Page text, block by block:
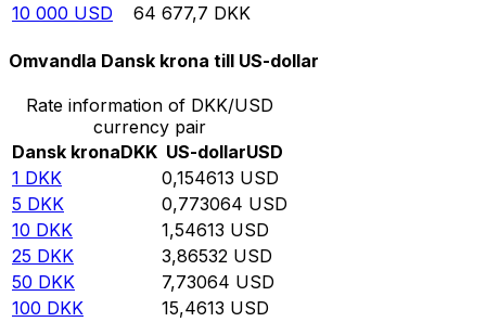
10 000 USD 64 677,7 DKK
Omvandla Dansk krona till US-dollar
Rate information of DKK/USD
currency pair
Dansk kronaDKK US-dollarUSD
1 DKK 0,154613 USD
5 DKK 0,773064 USD
10 DKK 1,54613 USD
25 DKK 3,86532 USD
50 DKK 7,73064 USD
100 DKK 15,4613 USD